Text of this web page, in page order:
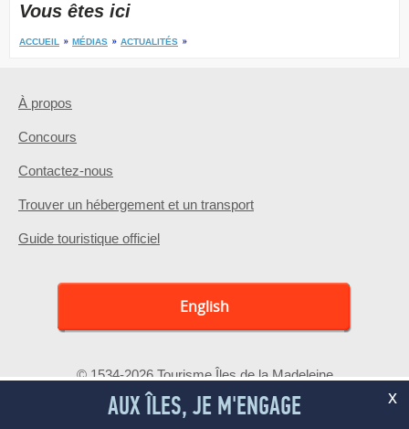
Vous êtes ici
ACCUEIL MÉDIAS ACTUALITÉS
À propos
Concours
Contactez-nous
Trouver un hébergement et un transport
Guide touristique officiel
English
© 1534-2026 Tourisme Îles de la Madeleine
x
AUX ÎLES, JE M'ENGAGE